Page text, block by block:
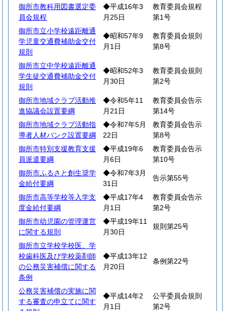
御所市教科用図書選定委
員会規程
◆平成16年3
月25日
教育委員会規程
第1号
御所市立小学校遠距離通
学児童交通費補助金交付
規則
◆昭和57年9
月1日
教育委員会規則
第8号
御所市立中学校遠距離通
学生徒交通費補助金交付
規則
◆昭和52年3
月30日
教育委員会規則
第2号
御所市地域クラブ活動推
進協議会設置要綱
◆令和5年11
月21日
教育委員会告示
第14号
御所市地域クラブ活動指
導者人材バンク設置要綱
◆令和7年5月
22日
教育委員会告示
第8号
御所市特別支援教育支援
員派遣要綱
◆平成19年6
月6日
教育委員会告示
第10号
御所市ふるさと創生奨学
金給付要綱
◆令和7年3月
31日
告示第55号
御所市高等学校等入学支
度金給付要綱
◆平成17年4
月1日
教育委員会告示
第2号
御所市幼児園の管理運営
に関する規則
◆平成19年11
月30日
規則第25号
御所市立学校学校医、学
校歯科医及び学校薬剤師
の公務災害補償に関する
条例
◆平成13年12
月20日
条例第22号
公務災害補償の実施に関
する審査の申立てに関す
◆平成14年2
月1日
公平委員会規則
第2号